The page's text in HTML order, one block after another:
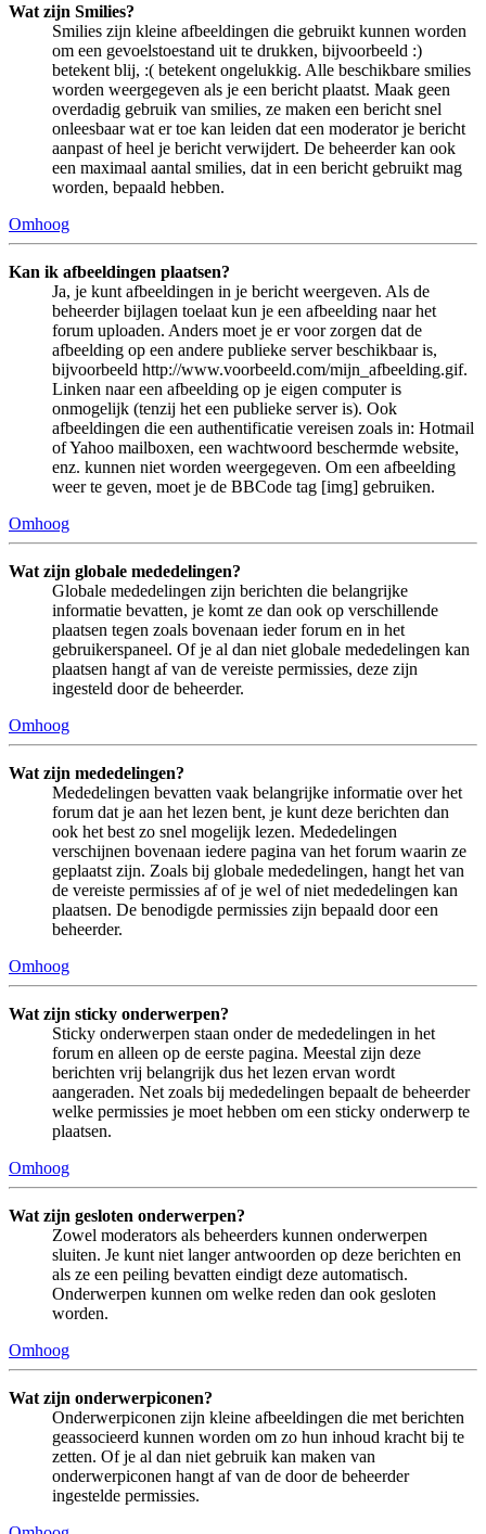
Wat zijn Smilies?
Smilies zijn kleine afbeeldingen die gebruikt kunnen worden
om een gevoelstoestand uit te drukken, bijvoorbeeld :)
betekent blij, :( betekent ongelukkig. Alle beschikbare smilies
worden weergegeven als je een bericht plaatst. Maak geen
overdadig gebruik van smilies, ze maken een bericht snel
onleesbaar wat er toe kan leiden dat een moderator je bericht
aanpast of heel je bericht verwijdert. De beheerder kan ook
een maximaal aantal smilies, dat in een bericht gebruikt mag
worden, bepaald hebben.
Omhoog
Kan ik afbeeldingen plaatsen?
Ja, je kunt afbeeldingen in je bericht weergeven. Als de
beheerder bijlagen toelaat kun je een afbeelding naar het
forum uploaden. Anders moet je er voor zorgen dat de
afbeelding op een andere publieke server beschikbaar is,
bijvoorbeeld http://www.voorbeeld.com/mijn_afbeelding.gif.
Linken naar een afbeelding op je eigen computer is
onmogelijk (tenzij het een publieke server is). Ook
afbeeldingen die een authentificatie vereisen zoals in: Hotmail
of Yahoo mailboxen, een wachtwoord beschermde website,
enz. kunnen niet worden weergegeven. Om een afbeelding
weer te geven, moet je de BBCode tag [img] gebruiken.
Omhoog
Wat zijn globale mededelingen?
Globale mededelingen zijn berichten die belangrijke
informatie bevatten, je komt ze dan ook op verschillende
plaatsen tegen zoals bovenaan ieder forum en in het
gebruikerspaneel. Of je al dan niet globale mededelingen kan
plaatsen hangt af van de vereiste permissies, deze zijn
ingesteld door de beheerder.
Omhoog
Wat zijn mededelingen?
Mededelingen bevatten vaak belangrijke informatie over het
forum dat je aan het lezen bent, je kunt deze berichten dan
ook het best zo snel mogelijk lezen. Mededelingen
verschijnen bovenaan iedere pagina van het forum waarin ze
geplaatst zijn. Zoals bij globale mededelingen, hangt het van
de vereiste permissies af of je wel of niet mededelingen kan
plaatsen. De benodigde permissies zijn bepaald door een
beheerder.
Omhoog
Wat zijn sticky onderwerpen?
Sticky onderwerpen staan onder de mededelingen in het
forum en alleen op de eerste pagina. Meestal zijn deze
berichten vrij belangrijk dus het lezen ervan wordt
aangeraden. Net zoals bij mededelingen bepaalt de beheerder
welke permissies je moet hebben om een sticky onderwerp te
plaatsen.
Omhoog
Wat zijn gesloten onderwerpen?
Zowel moderators als beheerders kunnen onderwerpen
sluiten. Je kunt niet langer antwoorden op deze berichten en
als ze een peiling bevatten eindigt deze automatisch.
Onderwerpen kunnen om welke reden dan ook gesloten
worden.
Omhoog
Wat zijn onderwerpiconen?
Onderwerpiconen zijn kleine afbeeldingen die met berichten
geassocieerd kunnen worden om zo hun inhoud kracht bij te
zetten. Of je al dan niet gebruik kan maken van
onderwerpiconen hangt af van de door de beheerder
ingestelde permissies.